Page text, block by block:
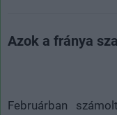
Azok a fránya
Februárban